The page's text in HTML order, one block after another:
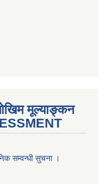
मूल्याङ्कन
सम्वन्धी सुचना ।